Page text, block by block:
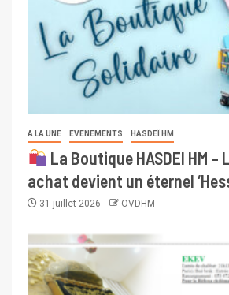
A LA UNE EVENEMENTS HASDEÏ HM
La Boutique HASDEI HM –
achat devient un éternel
31 juillet 2026 OVDHM